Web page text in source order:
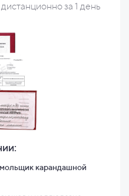
за 1 день
карандашной